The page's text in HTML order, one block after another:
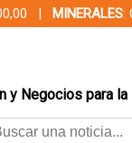
| MINERALES:
y Negocios para